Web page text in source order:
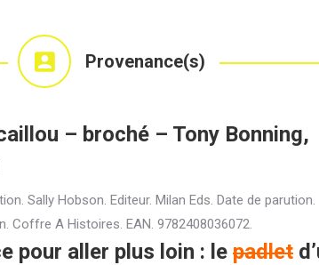
Provenance(s)
– broché – Tony Bonning,
Sally Hobson. Editeur. Milan Eds. Date de parution.
Coffre A Histoires. EAN. 9782408036072.
pour aller plus loin : le padlet